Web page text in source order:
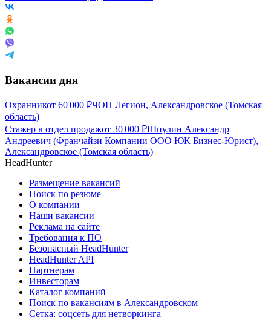
Вакансии дня
Охранникот 60 000 ₽ЧОП Легион, Александровское (Томская
область)
Стажер в отдел продажот 30 000 ₽Шпулин Александр
Андреевич (Франчайзи Компании ООО ЮК Бизнес-Юрист),
Александровское (Томская область)
HeadHunter
Размещение вакансий
Поиск по резюме
О компании
Наши вакансии
Реклама на сайте
Требования к ПО
Безопасный HeadHunter
HeadHunter API
Партнерам
Инвесторам
Каталог компаний
Поиск по вакансиям в Александровском
Сетка: соцсеть для нетворкинга